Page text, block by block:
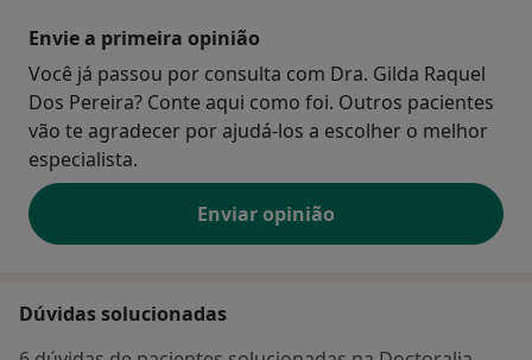
Envie a primeira opinião
Você já passou por consulta com Dra. Gilda Raquel
Dos Pereira? Conte aqui como foi. Outros pacientes
vão te agradecer por ajudá-los a escolher o melhor
especialista.
Enviar opinião
Dúvidas solucionadas